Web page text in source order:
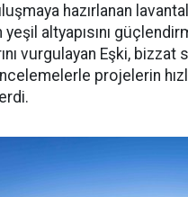
hazırlanan
yeşil altyapısını
vurgulayan Eşki, bizzat
projelerin